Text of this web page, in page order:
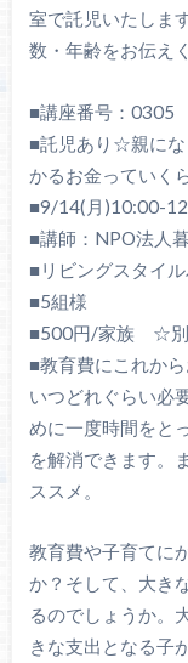
室で託児いたしま
数・年齢をお伝え
■講座番号：0305
■託児あり☆親にな
かるお金っていく
■9/14(月)10:00-
■講師：NPO法人
■リビングスタイ
■5組様
■500円/家族 ☆別
■教育費にこれか
いつどれぐらい必
めに一度時間をと
を解消できます。
ススメ。
教育費や子育てに
か？そして、大き
るのでしょうか。
きな支出となる子